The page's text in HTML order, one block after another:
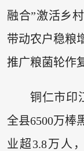
融合”激活乡
带动农户稳粮
推广粮菌轮作
铜仁市印
全县6500万棒
业超3.8万人